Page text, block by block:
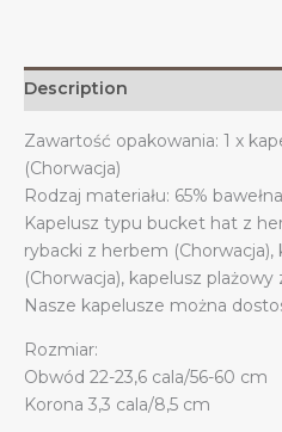
w
kolorze
czarnym
quantity
Description
Zawartość opakowania: 1 x
(Chorwacja)
Rodzaj materiału: 65%
Kapelusz typu bucket hat z
rybacki z herbem
(Chorwacja), kapelusz
Nasze kapelusze można
Rozmiar:
Obwód 22-23,6 cala/56-60 cm
Korona 3,3 cala/8,5 cm